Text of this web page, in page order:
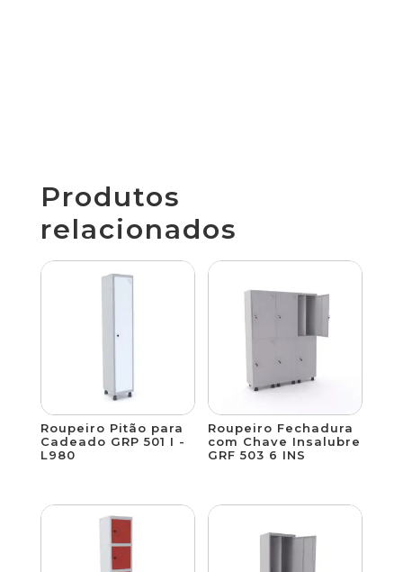
Produtos
relacionados
Roupeiro Pitão para
Cadeado GRP 501 I -
L980
Roupeiro Fechadura
com Chave Insalubre
GRF 503 6 INS